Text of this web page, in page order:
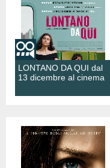
LONTANO DA QUI dal
13 dicembre al cinema